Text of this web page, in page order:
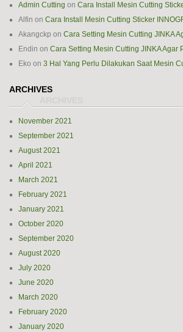
Admin Cutting on Cara Install Mesin Cutting
Alfin on Cara Install Mesin Cutting Sticker
Akangckp on Cara Setting Mesin Cutting JINKA
Endin on Cara Setting Mesin Cutting JINKA Agar
Eko on 3 Hal Yang Perlu Dilakukan Saat Mesin
ARCHIVES
November 2021
September 2021
August 2021
April 2021
March 2021
February 2021
January 2021
October 2020
September 2020
August 2020
July 2020
June 2020
March 2020
February 2020
January 2020